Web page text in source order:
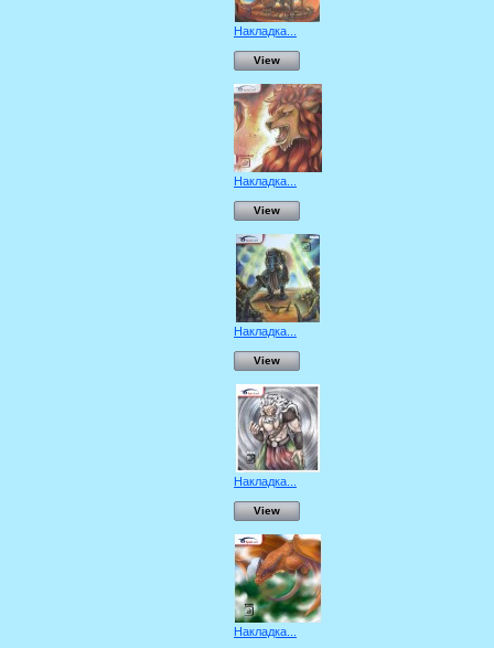
Накладка...
View
Накладка...
View
Накладка...
View
Накладка...
View
Накладка...